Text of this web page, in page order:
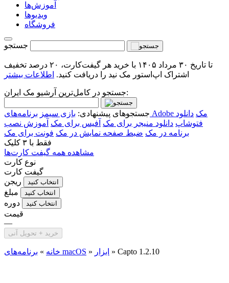
آموزش‌ها
ویدیو‌ها
فروشگاه
جستجو
تا تاریخ ۳۰ مرداد ۱۴۰۵ با خرید هر گیفت‌کارت، ۲۰ درصد تخفیف
اشتراک اپ‌استور مک نید را دریافت کنید. اطلاعات بیشتر
جستجو در کامل‌ترین آرشیو مک ایران:
جستجوهای پیشنهادی: بازی سیمز برنامه‌های Adobe مک دانلود
فتوشاپ دانلود منیجر برای مک آفیس برای مک آموزش نصب
برنامه در مک ضبط صفحه نمایش در مک فونت برای مک
فقط با ۳ کلیک
مشاهده همه گیفت کارت‌ها
نوع کارت
گیفت کارت
ریجن
انتخاب کنید
مبلغ انتخاب کنید
دوره انتخاب کنید
قیمت
—
خرید + تحویل آنی
خانه » برنامه‌های macOS » ابزار » Capto 1.2.10